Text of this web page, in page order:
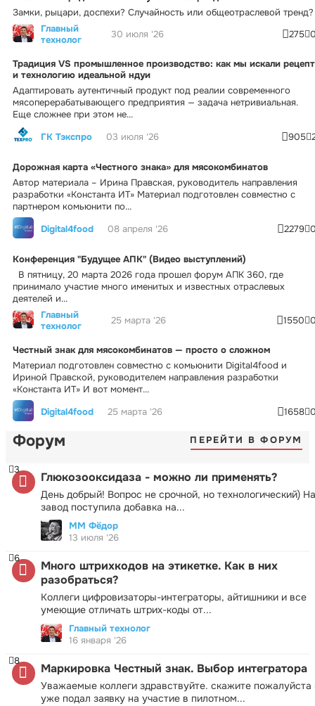
Замки, рыцари, доспехи? Случайность или общеотраслевой тренд?
Главный
технолог
30 июля '26 275
Традиция VS промышленное производство: как мы искали рецепт
и технологию идеальной ндуи
Адаптировать аутентичный продукт под реалии современного
мясоперерабатывающего предприятия — задача нетривиальная.
Еще сложнее при этом не...
ГК Тэкспро
03 июля '26 905
Дорожная карта «Честного знака» для мясокомбинатов
Автор материала – Ирина Правская, руководитель направления
разработки «Константа ИТ» Материал подготовлен совместно с
партнером комьюнити по...
Digital4food
08 апреля '26 2279
Конференция "Будущее АПК" (Видео выступлений)
В пятницу, 20 марта 2026 года прошел форум АПК 360, где
принимало участие много именитых и известных отраслевых
деятелей и...
Главный
технолог
25 марта '26 1550
Честный знак для мясокомбинатов — просто о сложном
Материал подготовлен совместно с комьюнити Digital4food и
Ириной Правской, руководителем направления разработки
«Константа ИТ» И вот момент...
Digital4food
25 марта '26 1658
Форум ПЕРЕЙТИ В ФОРУМ
Глюкозооксидаза - можно ли применять?
День добрый! Вопрос не срочной, но технологический) На
завод поступила добавка на...
3
ММ Фёдор
13 июля '26
Много штрихкодов на этикетке. Как в них
разобраться?
Коллеги цифровизаторы-интеграторы, айтишники и все
умеющие отличать штрих-коды от...
6
Главный технолог
16 января '26
Маркировка Честный знак. Выбор интегратора
Уважаемые коллеги здравствуйте. скажите пожалуйста
уже подал заявку на участие в пилотном...
8